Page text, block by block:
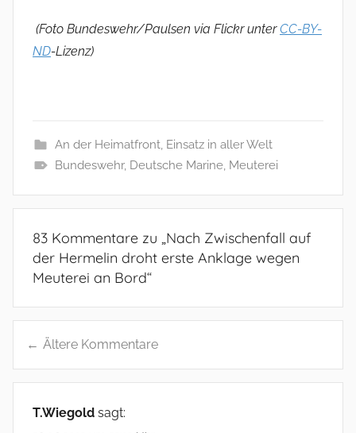
(Foto Bundeswehr/Paulsen via Flickr unterCC-BY-
ND-Lizenz)
An der Heimatfront, Einsatz in aller Welt
Bundeswehr, Deutsche Marine, Meuterei
83 Kommentare zu „Nach Zwischenfall auf
der Hermelin droht erste Anklage wegen
Meuterei an Bord“
K
Ältere Kommentare
T.Wiegold sagt: